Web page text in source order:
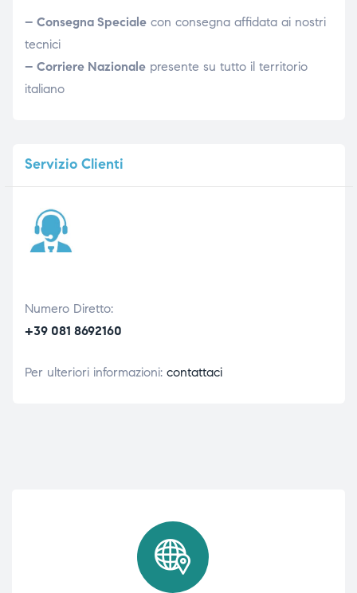
– Consegna Specialecon consegna affidata ai nostri
tecnici
– Corriere Nazionalepresente su tutto il territorio
italiano
ServizioClienti
Numero Diretto:
+39 081 8692160
Per ulteriori informazioni: contattaci